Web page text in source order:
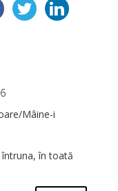
Mâine-i
în toată